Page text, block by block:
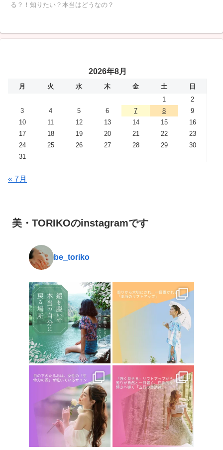
る？！知りたい？本当はどうなの？
2026年8月
月 火 水 木 金 土
日
1
2
3
4 5 6 7 8
9
10
11 12 13 14 15
16
17
18 19 20 21 22
23
24
25 26 27 28 29
30
31
« 7月
美・TORIKOのinstagramです
be_toriko